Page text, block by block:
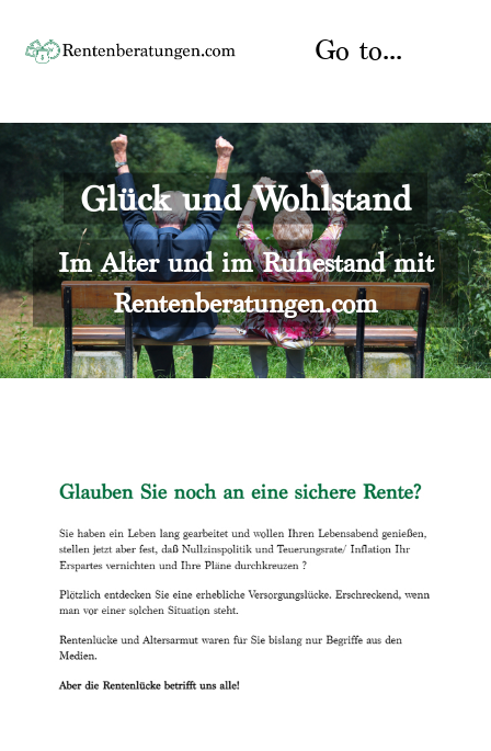
content
Go to...
Startseite
Rente
Rentenberater
Rentenversicherung
Versicherungsberatung
Über uns
Kontakt
Glück und Wohlstand
Im Alter und im Ruhestand mit
Rentenberatungen.com